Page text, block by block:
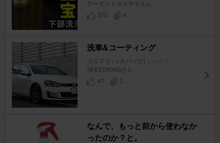
アーモンドカステラさん
370
4
洗車&コーティング
ゴルフ (ハッチバック) [ゴルフ7]
SPEEDKINGさん
47
1
なんで、もっと前から使わなか
ったのか？と。